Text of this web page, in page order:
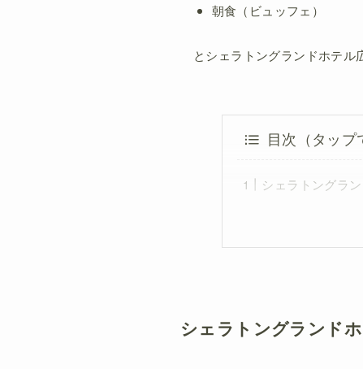
朝食（ビュッフェ）
とシェラトングランドホテ
目次（タップ
シェラトングラ
シェラトングランド